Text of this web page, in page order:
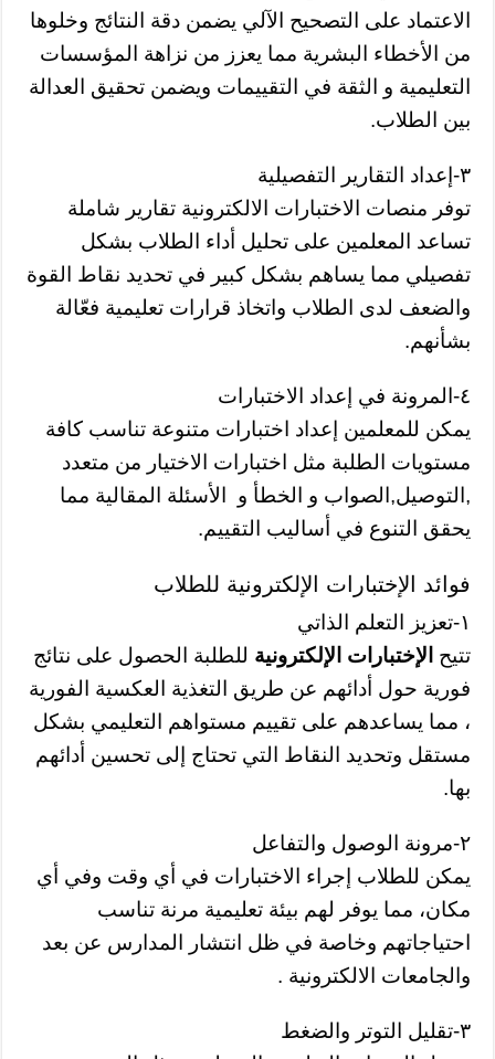
الاعتماد على التصحيح الآلي يضمن دقة النتائج وخلوها
من الأخطاء البشرية مما يعزز من نزاهة المؤسسات
التعليمية و الثقة في التقييمات ويضمن تحقيق العدالة
بين الطلاب.
٣-إعداد التقارير التفصيلية
توفر منصات الاختبارات الالكترونية تقارير شاملة
تساعد المعلمين على تحليل أداء الطلاب بشكل
تفصيلي مما يساهم بشكل كبير في تحديد نقاط القوة
والضعف لدى الطلاب واتخاذ قرارات تعليمية فعّالة
بشأنهم.
٤-المرونة في إعداد الاختبارات
يمكن للمعلمين إعداد اختبارات متنوعة تناسب كافة
مستويات الطلبة مثل اختبارات الاختيار من متعدد
,التوصيل,الصواب و الخطأ و الأسئلة المقالية مما
يحقق التنوع في أساليب التقييم.
فوائد الإختبارات الإلكترونية للطلاب
١-تعزيز التعلم الذاتي
تتيح الإختبارات الإلكترونية للطلبة الحصول على نتائج
فورية حول أدائهم عن طريق التغذية العكسية الفورية
، مما يساعدهم على تقييم مستواهم التعليمي بشكل
مستقل وتحديد النقاط التي تحتاج إلى تحسين أدائهم
بها.
٢-مرونة الوصول والتفاعل
يمكن للطلاب إجراء الاختبارات في أي وقت وفي أي
مكان، مما يوفر لهم بيئة تعليمية مرنة تناسب
احتياجاتهم وخاصة في ظل انتشار المدارس عن بعد
والجامعات الالكترونية .
٣-تقليل التوتر والضغط